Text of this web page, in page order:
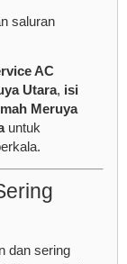
saluran
AC
Utara, isi
Meruya
untuk
dan sering